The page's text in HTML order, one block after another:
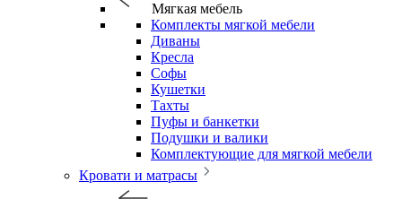
Мягкая мебель
Комплекты мягкой мебели
Диваны
Кресла
Софы
Кушетки
Тахты
Пуфы и банкетки
Подушки и валики
Комплектующие для мягкой мебели
Кровати и матрасы